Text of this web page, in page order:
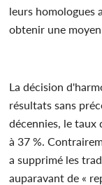
leurs homologues
obtenir une
La décision
résultats sans
décennies, le taux
à 37 %.
a supprimé les
auparavant de «